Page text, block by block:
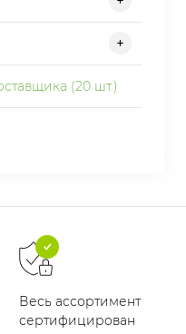
(20 шт.)
Весь ассортимент
сертифицирован